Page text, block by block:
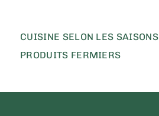
CUISINE SELON LES SAISONS
PRODUITS FERMIERS